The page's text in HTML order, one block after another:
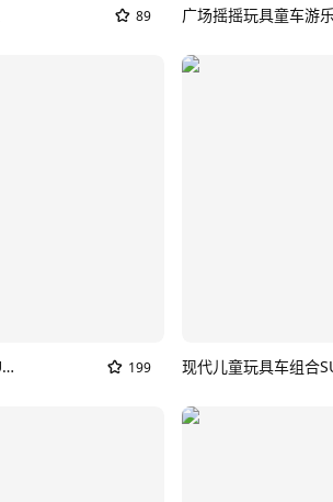
89 广场摇摇玩具童车游
90年代黑三轮等复古交通工具SU模型_发条车 199 现代儿童玩具车组合